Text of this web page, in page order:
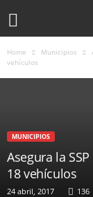
Home Municipios
vehículos
MUNICIPIOS
Asegura la
18 vehículos
24 abril, 2017 136